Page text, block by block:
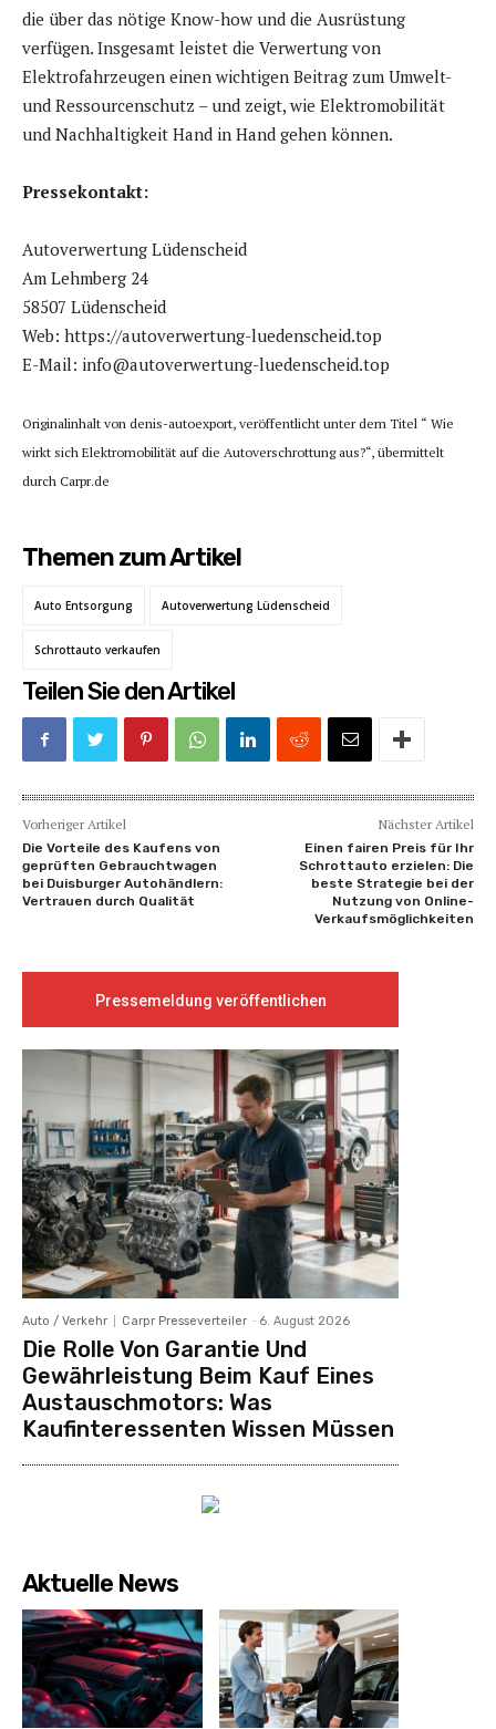
die über das nötige Know-how und die Ausrüstung
verfügen. Insgesamt leistet die Verwertung von
Elektrofahrzeugen einen wichtigen Beitrag zum Umwelt-
und Ressourcenschutz – und zeigt, wie Elektromobilität
und Nachhaltigkeit Hand in Hand gehen können.
Pressekontakt:
Autoverwertung Lüdenscheid
Am Lehmberg 24
58507 Lüdenscheid
Web: https://autoverwertung-luedenscheid.top
E-Mail: info@autoverwertung-luedenscheid.top
Originalinhalt von denis-autoexport, veröffentlicht unter dem Titel “ Wie
wirkt sich Elektromobilität auf die Autoverschrottung aus?“, übermittelt
durch Carpr.de
Themen zum Artikel
Auto Entsorgung Autoverwertung Lüdenscheid
Schrottauto verkaufen
Teilen Sie den Artikel
Vorheriger Artikel
Die Vorteile des Kaufens von
geprüften Gebrauchtwagen
bei Duisburger Autohändlern:
Vertrauen durch Qualität
Nächster Artikel
Einen fairen Preis für Ihr
Schrottauto erzielen: Die
beste Strategie bei der
Nutzung von Online-
Verkaufsmöglichkeiten
Pressemeldung veröffentlichen
Auto / Verkehr Carpr Presseverteiler - 6. August 2026
Die Rolle Von Garantie Und
Gewährleistung Beim Kauf Eines
Austauschmotors: Was
Kaufinteressenten Wissen Müssen
Aktuelle News